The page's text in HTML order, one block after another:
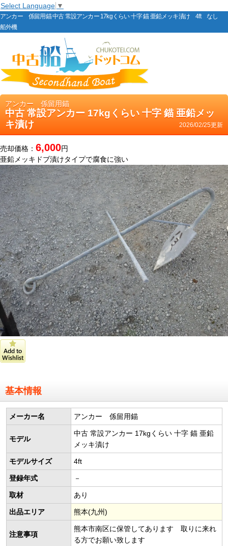
Select Language ▼
アンカー 係留用錨 中古 常設アンカー 17kgくらい 十字 錨 亜鉛メッキ漬け 4ft なし
船外機
アンカー 係留用錨
中古 常設アンカー 17kgくらい 十字 錨 亜鉛メッ
キ漬け
2026/02/25更新
売却価格： 6,000円
亜鉛メッキドブ漬けタイプで腐食に強い
基本情報
メーカー名 アンカー 係留用錨
モデル
中古 常設アンカー 17kgくらい 十字 錨 亜鉛
メッキ漬け
モデルサイズ 4ft
登録年式 －
取材 あり
出品エリア 熊本(九州)
注意事項
熊本市南区に保管してあります 取りに来れ
る方でお願い致します